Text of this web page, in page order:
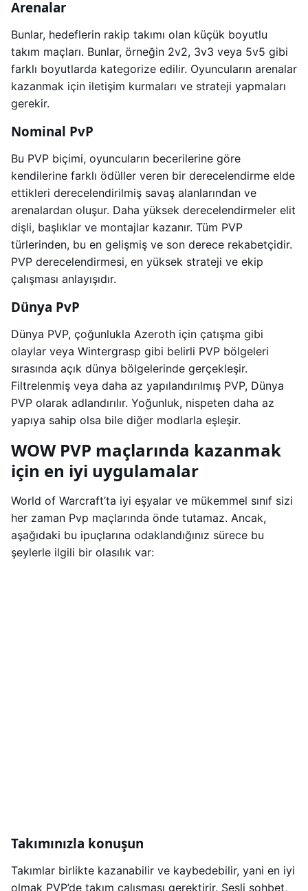
Arenalar
Bunlar, hedeflerin rakip takımı olan küçük boyutlu
takım maçları. Bunlar, örneğin 2v2, 3v3 veya 5v5 gibi
farklı boyutlarda kategorize edilir. Oyuncuların arenalar
kazanmak için iletişim kurmaları ve strateji yapmaları
gerekir.
Nominal PvP
Bu PVP biçimi, oyuncuların becerilerine göre
kendilerine farklı ödüller veren bir derecelendirme elde
ettikleri derecelendirilmiş savaş alanlarından ve
arenalardan oluşur. Daha yüksek derecelendirmeler elit
dişli, başlıklar ve montajlar kazanır. Tüm PVP
türlerinden, bu en gelişmiş ve son derece rekabetçidir.
PVP derecelendirmesi, en yüksek strateji ve ekip
çalışması anlayışıdır.
Dünya PvP
Dünya PVP, çoğunlukla Azeroth için çatışma gibi
olaylar veya Wintergrasp gibi belirli PVP bölgeleri
sırasında açık dünya bölgelerinde gerçekleşir.
Filtrelenmiş veya daha az yapılandırılmış PVP, Dünya
PVP olarak adlandırılır. Yoğunluk, nispeten daha az
yapıya sahip olsa bile diğer modlarla eşleşir.
WOW PVP maçlarında kazanmak
için en iyi uygulamalar
World of Warcraft’ta iyi eşyalar ve mükemmel sınıf sizi
her zaman Pvp maçlarında önde tutamaz. Ancak,
aşağıdaki bu ipuçlarına odaklandığınız sürece bu
şeylerle ilgili bir olasılık var:
Takımınızla konuşun
Takımlar birlikte kazanabilir ve kaybedebilir, yani en iyi
olmak PVP’de takım çalışması gerektirir. Sesli sohbet,